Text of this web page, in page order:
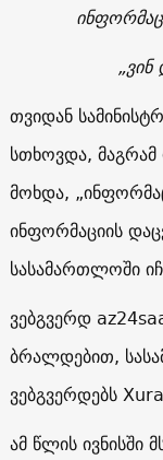
თვიდან
სთხოვდა,
მოხდა,
ინფორმაციის
სასამართლოში
ვებგვერდ
ბრალდებით,
ვებგვერდებს
ამ წლის ივნისში